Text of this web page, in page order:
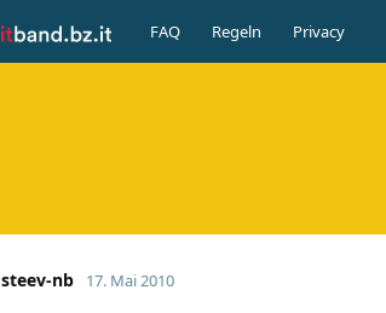
FAQ Regeln Privacy
steev-nb 17. Mai 2010